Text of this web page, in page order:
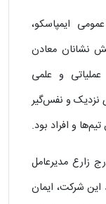
ایمپاسکو،
نشانان معادن
عملیاتی و علمی
نزدیک و نفس‌گیر
و افراد بود.
زارع مدیرعامل
این شرکت، ایمان